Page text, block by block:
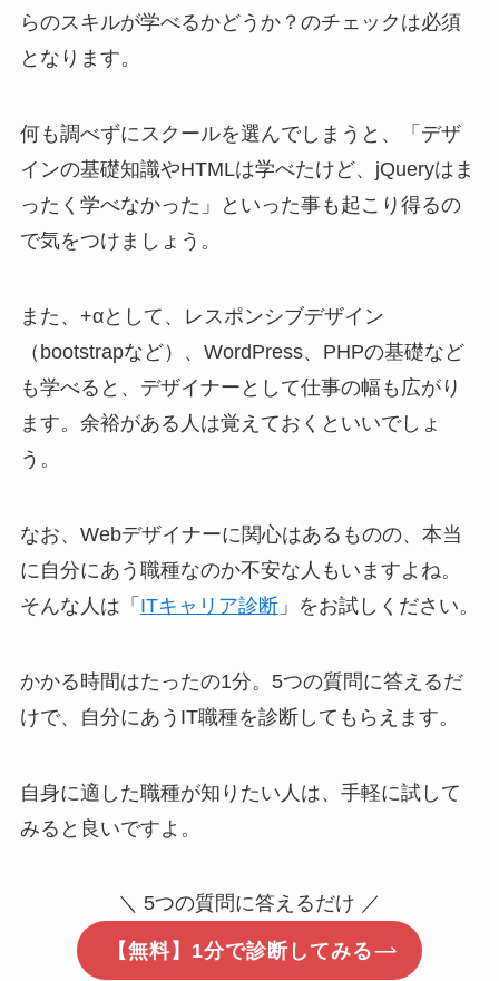
らのスキルが学べるかどうか？のチェックは必須
となります。
何も調べずにスクールを選んでしまうと、「デザ
インの基礎知識やHTMLは学べたけど、jQueryはま
ったく学べなかった」といった事も起こり得るの
で気をつけましょう。
また、+αとして、レスポンシブデザイン
（bootstrapなど）、WordPress、PHPの基礎など
も学べると、デザイナーとして仕事の幅も広がり
ます。余裕がある人は覚えておくといいでしょ
う。
なお、Webデザイナーに関心はあるものの、本当
に自分にあう職種なのか不安な人もいますよね。
そんな人は「 ITキャリア診断」をお試しください。
かかる時間はたったの1分。5つの質問に答えるだ
けで、自分にあうIT職種を診断してもらえます。
自身に適した職種が知りたい人は、手軽に試して
みると良いですよ。
＼ 5つの質問に答えるだけ ／
【無料】1分で診断してみる